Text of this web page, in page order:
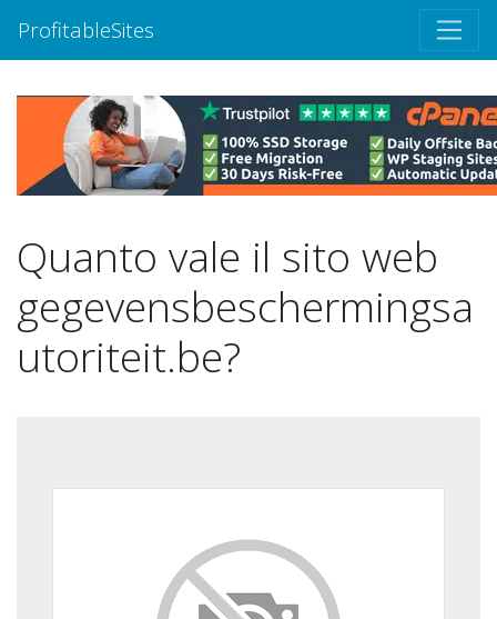
ProfitableSites
Quanto vale il sito web
gegevensbeschermingsa
utoriteit.be?